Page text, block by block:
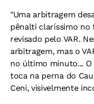
"Uma arbitragem
pênalti claríssimo no
revisado pelo VAR.
arbitragem, mas o
no último minuto... O
toca na perna do
Ceni, visivelmente